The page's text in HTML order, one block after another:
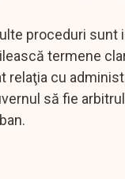
proceduri sunt
termene
cu
să fie